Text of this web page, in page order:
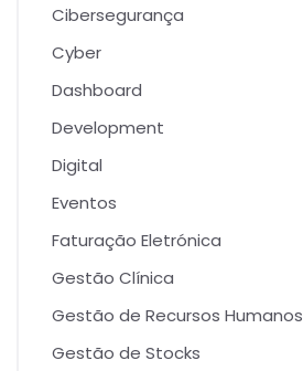
Cibersegurança
Cyber
Dashboard
Development
Digital
Eventos
Faturação Eletrónica
Gestão Clínica
Gestão de Recursos Humanos
Gestão de Stocks